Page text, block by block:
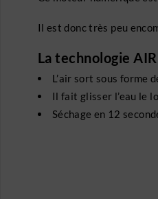
Il est donc très peu
La technologie
L’air sort sous forme
Il fait glisser l’eau le
Séchage en 12